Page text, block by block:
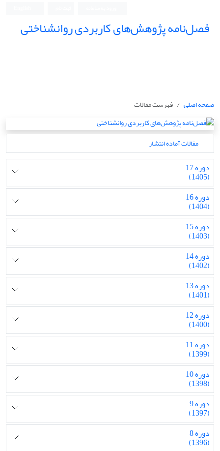
فصل‌نامه پژوهش‌های کاربردی روانشناختی
صفحه اصلی فهرست مقالات
مقالات آماده انتشار
دوره 17
(1405)
دوره 16
(1404)
دوره 15
(1403)
دوره 14
(1402)
دوره 13
(1401)
دوره 12
(1400)
دوره 11
(1399)
دوره 10
(1398)
دوره 9
(1397)
دوره 8
(1396)